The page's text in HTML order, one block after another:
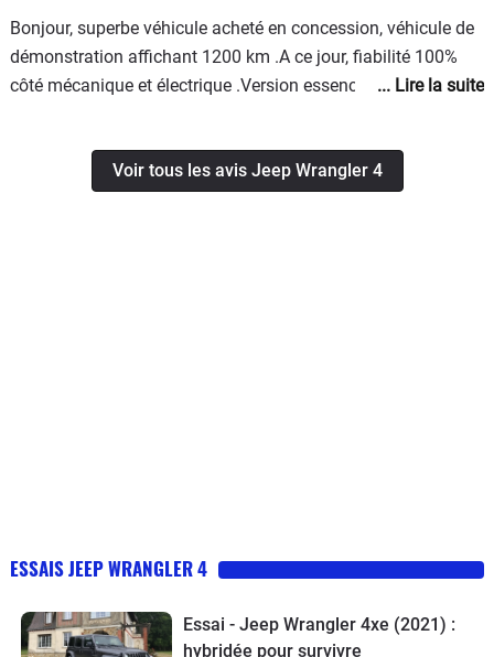
Bonjour, superbe véhicule acheté en concession, véhicule de
démonstration affichant 1200 km .A ce jour, fiabilité 100%
côté mécanique et électrique .Version essence 272cv
en raison de la monte pneus tout-terrain cranté .En Jeep on
Voir tous les avis Jeep Wrangler 4
ESSAIS JEEP WRANGLER 4
Essai - Jeep Wrangler 4xe (2021) :
hybridée pour survivre